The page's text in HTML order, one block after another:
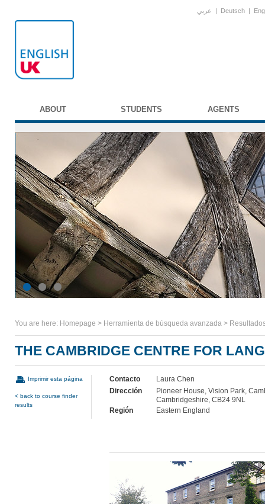
عربي | Deutsch |
ABOUT STUDENTS AGENTS
You are here: Homepage > Herramienta de búsqueda avanzada >
THE CAMBRIDGE CENTRE FOR
Imprimir esta página
< back to course finder
results
Contacto
Laura Chen
Dirección
Pioneer House, Vision Park,
Cambridgeshire, CB24 9NL
Región
Eastern England